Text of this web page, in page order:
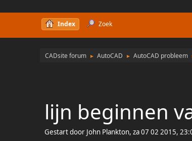
Index Zoek
CADsite forum ► AutoCAD ► AutoCAD probleem
lijn beginnen
Gestart door John Plankton, za 07 02 2015,